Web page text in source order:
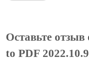
Оставьте
to PDF